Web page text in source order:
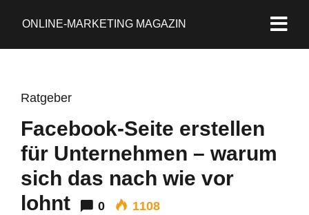
ONLINE-MARKETING MAGAZIN
Ratgeber
Facebook-Seite erstellen
für Unternehmen – warum
sich das nach wie vor
lohnt
0 1108